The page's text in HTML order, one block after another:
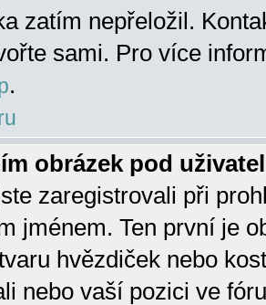
zatím nepřeložil.
sami. Pro více
.
obrázek pod
zaregistrovali při
jménem. Ten první je
hvězdiček nebo
nebo vaší pozici ve